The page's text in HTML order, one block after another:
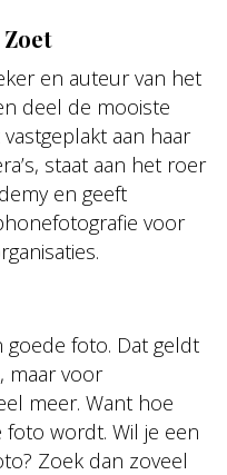
en auteur van het
deel de mooiste
aan haar
staat aan het roer
en geeft
voor
goede foto. Dat geldt
maar voor
meer. Want hoe
wordt. Wil je een
Zoek dan zoveel